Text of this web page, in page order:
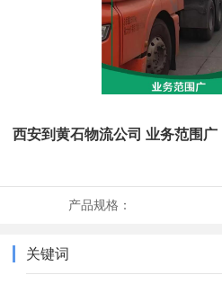
西安到黄石物流公司 业务范围广
产品规格：
关键词